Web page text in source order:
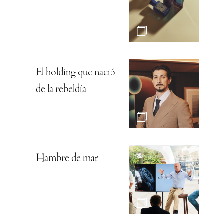
El holding que nació
de la rebeldía
Hambre de mar